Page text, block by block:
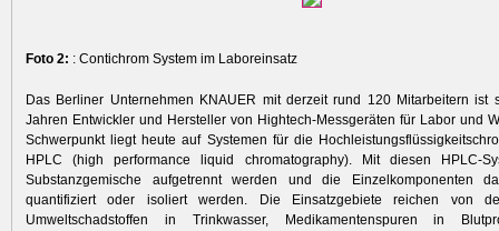
Foto 2: : Contichrom System im Laboreinsatz
Das Berliner Unternehmen KNAUER mit derzeit rund 120 Mitarbeitern ist
Jahren Entwickler und Hersteller von Hightech-Messgeräten für Labor und
Schwerpunkt liegt heute auf Systemen für die
HPLC (high performance liquid chromatography). Mit diesen HPLC-
Substanzgemische aufgetrennt werden und die Einzelkomponenten
quantifiziert oder isoliert werden. Die Einsatzgebiete reichen von
Umweltschadstoffen in Trinkwasser, Medikamentenspuren in